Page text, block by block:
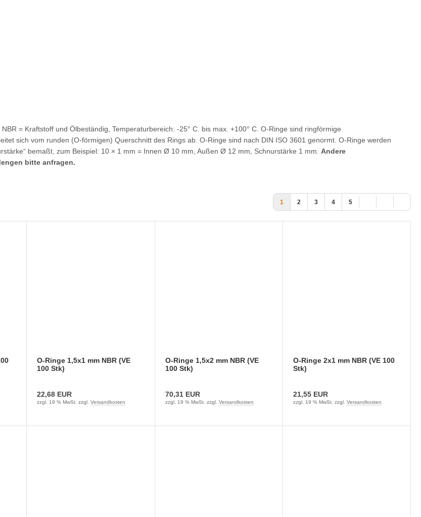
= Kraftstoff und Ölbeständig, Temperaturbereich: -25° C. bis max. +100° C. O-Ringe sind ringförmige
sich vom runden (O-förmigen) Querschnitt des Rings ab. O-Ringe sind nach DIN ISO 3601 genormt. O-Ringe werden
bemaßt, zum Beispiel: 10 × 1 mm = Innen Ø 10 mm, Außen Ø 12 mm, Schnurstärke 1 mm. Andere
bitte anfragen.
1 2 3 4 5
O-Ringe 1,5x1 mm NBR (VE
100 Stk)
22,68 EUR
zzgl. 19 % MwSt. zzgl.Versandkosten
O-Ringe 1,5x2 mm NBR (VE
100 Stk)
70,31 EUR
zzgl. 19 % MwSt. zzgl. Versandkosten
O-Ringe 2x1 mm NBR (VE 100
Stk)
21,55 EUR
zzgl. 19 % MwSt. zzgl. Versandkosten